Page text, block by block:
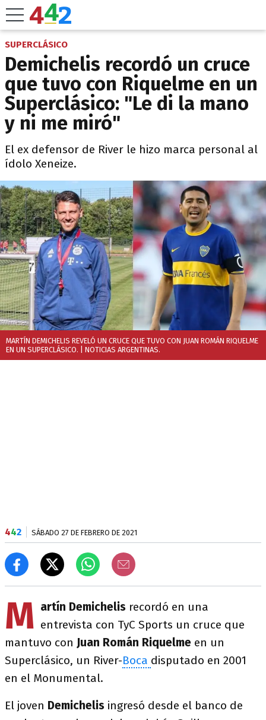
SUPERCLÁSICO
Demichelis recordó un cruce
que tuvo con Riquelme en un
Superclásico: "Le di la mano
y ni me miró"
El ex defensor de River le hizo marca personal al
ídolo Xeneize.
MARTÍN DEMICHELIS REVELÓ UN CRUCE QUE TUVO CON JUAN ROMÁN RIQUELME
EN UN SUPERCLÁSICO. | NOTICIAS ARGENTINAS.
442 SÁBADO 27 DE FEBRERO DE 2021
M artín Demichelis recordó en una
entrevista con TyC Sports un cruce que
mantuvo con Juan Román Riquelme en un
Superclásico, un River-Boca disputado en 2001
en el Monumental.
El joven Demichelis ingresó desde el banco de